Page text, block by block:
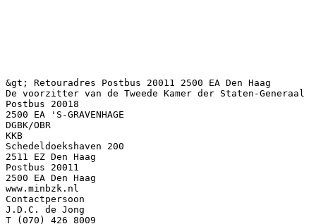
&gt; Retouradres Postbus 20011 2500 EA Den Haag
De voorzitter van de Tweede Kamer der Staten-Generaal
Postbus 20018
2500 EA 'S-GRAVENHAGE
DGBK/OBR
KKB
Schedeldoekshaven 200
2511 EZ Den Haag
Postbus 20011
2500 EA Den Haag
www.minbzk.nl
Contactpersoon
J.D.C. de Jong